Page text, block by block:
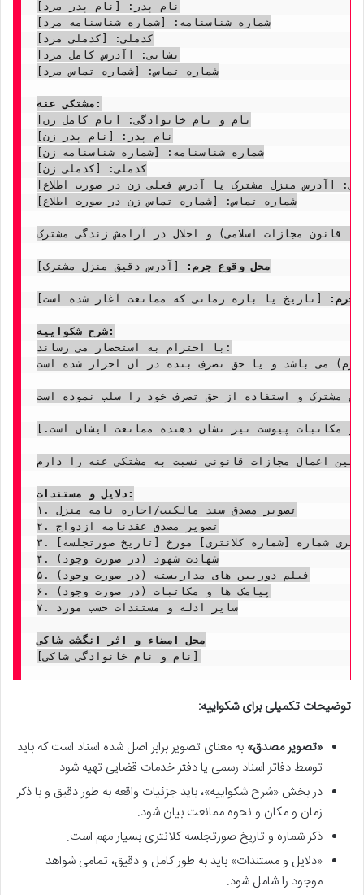
نام پدر: [نام پدر مرد]
شماره شناسنامه: [شماره شناسنامه مرد]
کدملی: [کدملی مرد]
نشانی: [آدرس کامل مرد]
شماره تماس: [شماره تماس مرد]
مشتکی عنه:
نام و نام خانوادگی: [نام کامل زن]
نام پدر: [نام پدر زن]
شماره شناسنامه: [شماره شناسنامه زن]
کدملی: [کدملی زن]
[آدرس منزل مشترک یا آدرس فعلی زن در صورت اطلاع]
شماره تماس: [شماره تماس زن در صورت اطلاع]
ممانعت از حق (موضوع ماده ۱۶۰ قانون آیین دادرسی مدنی و حسب مورد ماده ۶۹۰ قانون مجازات اسلامی) و اخلال در آرامش زندگی مشترک.
محل وقوع جرم: [آدرس دقیق منزل مشترک]
جرم: [تاریخ یا بازه زمانی که ممانعت آغاز شده است]
شرح شکواییه:
با احترام به استحضار می رساند:
می باشد و یا حق تصرف بنده در آن احراز شده است.
مشترک و استفاده از حق تصرف خود را سلب نموده است.
مکاتبات پیوست نیز نشان دهنده ممانعت ایشان است.]
به حال سابق و همچنین اعمال مجازات قانونی نسبت به مشتکی عنه را دارم.
دلایل و مستندات:
۱. تصویر مصدق سند مالکیت/اجاره نامه منزل
۲. تصویر مصدق عقدنامه ازدواج
۳. تصویر صورتجلسه کلانتری شماره [شماره کلانتری] مورخ [تاریخ صورتجلسه]
۴. شهادت شهود (در صورت وجود)
۵. فیلم دوربین های مداربسته (در صورت وجود)
۶. پیامک ها و مکاتبات (در صورت وجود)
۷. سایر ادله و مستندات حسب مورد
محل امضاء و اثر انگشت شاکی
توضیحات تکمیلی برای شکواییه:
«تصویر مصدق» به معنای تصویر برابر اصل شده اسناد است که باید
توسط دفاتر اسناد رسمی یا دفتر خدمات قضایی تهیه شود.
در بخش «شرح شکواییه»، باید جزئیات واقعه به طور دقیق و با ذکر
زمان و مکان و نحوه ممانعت بیان شود.
ذکر شماره و تاریخ صورتجلسه کلانتری بسیار مهم است.
«دلایل و مستندات» باید به طور کامل و دقیق، تمامی شواهد
موجود را شامل شود.